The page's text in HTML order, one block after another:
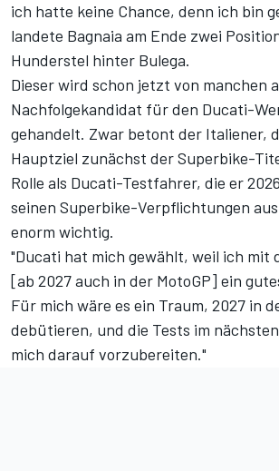
ich hatte keine Chance, denn ich bin
landete Bagnaia am Ende zwei
Hunderstel hinter Bulega.
Dieser wird schon jetzt von manchen
Nachfolgekandidat für den Ducati-
gehandelt. Zwar betont der Italiener,
Hauptziel zunächst der Superbike-
Rolle als Ducati-Testfahrer, die er
seinen Superbike-Verpflichtungen
enorm wichtig.
"Ducati hat mich gewählt, weil ich mit
[ab 2027 auch in der MotoGP] ein
Für mich wäre es ein Traum, 2027 in
debütieren, und die Tests im
mich darauf vorzubereiten."